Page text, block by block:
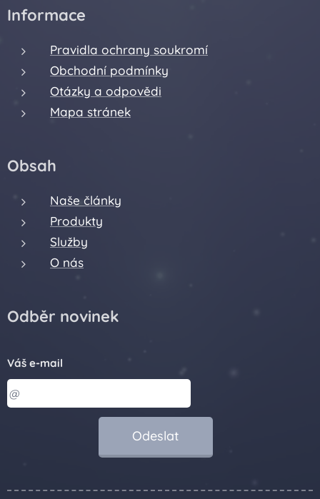
Informace
Pravidla ochrany soukromí
Obchodní podmínky
Otázky a odpovědi
Mapa stránek
Obsah
Naše články
Produkty
Služby
O nás
Odběr novinek
Váš e-mail
Odeslat